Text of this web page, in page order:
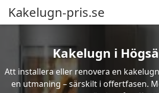
Kakelugn-pris.se
Kakelugn i
Att installera eller renovera en
en utmaning – särskilt i offertfasen.